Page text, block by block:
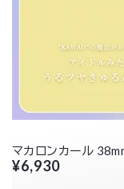
マカロンカール
¥6,930